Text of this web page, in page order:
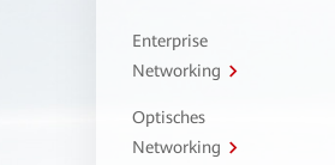
Enterprise
Networking
Optisches
Networking